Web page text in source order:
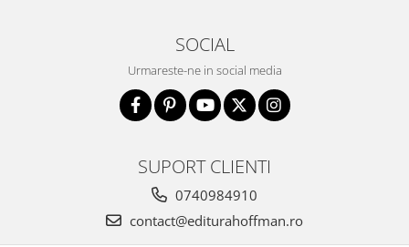
SOCIAL
Urmareste-ne in social media
SUPORT CLIENTI
0740984910
contact@editurahoffman.ro